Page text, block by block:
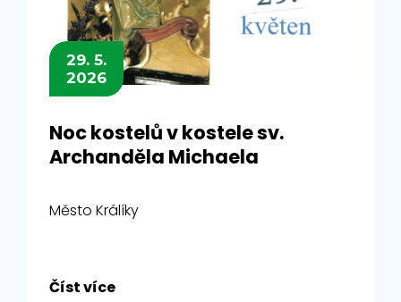
29. 5.
2026
Noc kostelů v kostele sv.
Archanděla Michaela
Město Králíky
Číst více